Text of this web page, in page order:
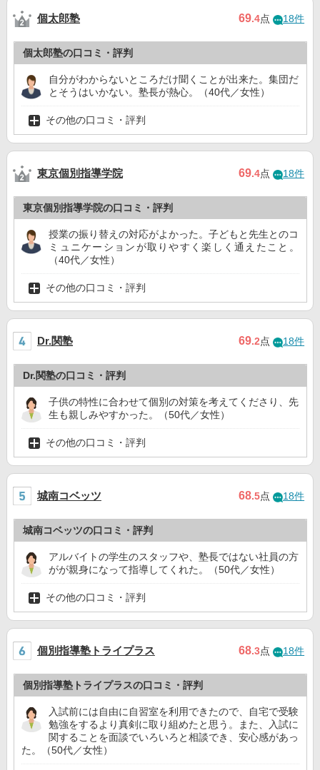
個太郎塾 69.4点 18件
個太郎塾の口コミ・評判
自分がわからないところだけ聞くことが出来た。集団だ
とそうはいかない。塾長が熱心。（40代／女性）
その他の口コミ・評判
東京個別指導学院 69.4点 18件
東京個別指導学院の口コミ・評判
授業の振り替えの対応がよかった。子どもと先生とのコ
ミュニケーションが取りやすく楽しく通えたこと。
（40代／女性）
その他の口コミ・評判
Dr.関塾 69.2点 18件
Dr.関塾の口コミ・評判
子供の特性に合わせて個別の対策を考えてくださり、先
生も親しみやすかった。（50代／女性）
その他の口コミ・評判
城南コベッツ 68.5点 18件
城南コベッツの口コミ・評判
アルバイトの学生のスタッフや、塾長ではない社員の方
がが親身になって指導してくれた。（50代／女性）
その他の口コミ・評判
個別指導塾トライプラス 68.3点 18件
個別指導塾トライプラスの口コミ・評判
入試前には自由に自習室を利用できたので、自宅で受験
勉強をするより真剣に取り組めたと思う。また、入試に
関することを面談でいろいろと相談でき、安心感があっ
た。（50代／女性）